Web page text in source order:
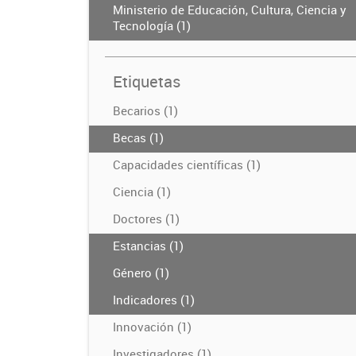
Ministerio de Educación, Cultura, Ciencia y
Tecnología (1)
Etiquetas
Becarios (1)
Becas (1)
Capacidades científicas (1)
Ciencia (1)
Doctores (1)
Estancias (1)
Género (1)
Indicadores (1)
Innovación (1)